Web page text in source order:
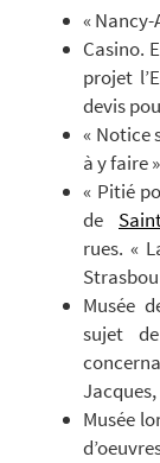
«
Casino.
projet
devis
« Notice
à y faire
« Pitié
de
rues. «
Musée
sujet
Jacques,
Musée